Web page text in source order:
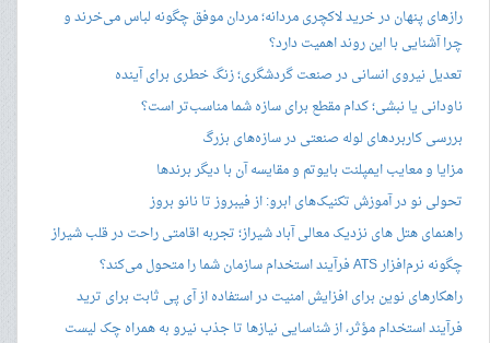
رازهای پنهان در خرید لاکچری مردانه؛ مردان موفق چگونه لباس می‌خرند و
چرا آشنایی با این روند اهمیت دارد؟
تعدیل نیروی انسانی در صنعت گردشگری؛ زنگ خطری برای آینده
ناودانی یا نبشی؛ کدام مقطع برای سازه شما مناسب‌تر است؟
بررسی کاربردهای لوله صنعتی در سازه‌های بزرگ
مزایا و معایب ایمپلنت بایوتم و مقایسه آن با دیگر برندها
تحولی نو در آموزش تکنیک‌های ابرو: از فیبروز تا نانو بروز
راهنمای هتل های نزدیک معالی آباد شیراز؛ تجربه اقامتی راحت در قلب شیراز
چگونه نرم‌افزار ATS فرآیند استخدام سازمان شما را متحول می‌کند؟
راهکارهای نوین برای افزایش امنیت در استفاده از آی پی ثابت برای ترید
فرآیند استخدام مؤثر، از شناسایی نیازها تا جذب نیرو به همراه چک لیست